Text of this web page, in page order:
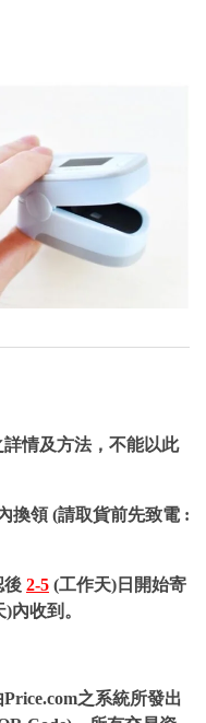
情及方法，不能以此
換領 (請取貨前先致電 :
後 2-5 (工作天)日開始寄
內收到。
之系統所發出